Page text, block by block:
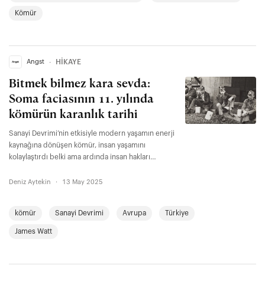
Kömür
Angst ∙ HİKAYE
Bitmek bilmez kara sevda:
Soma faciasının 11. yılında
kömürün karanlık tarihi
Sanayi Devrimi’nin etkisiyle modern yaşamın enerji
kaynağına dönüşen kömür, insan yaşamını
kolaylaştırdı belki ama ardında insan hakları
cinayetlerinden popülasyon kayıplarına uzanan
mahvetti. Türkiye de inatla bu “kara sevda”nın
peşinden giden coğrafyalardan. Soma faciasının
Deniz Aytekin · 13 May 2025
kömür Sanayi Devrimi Avrupa Türkiye
James Watt